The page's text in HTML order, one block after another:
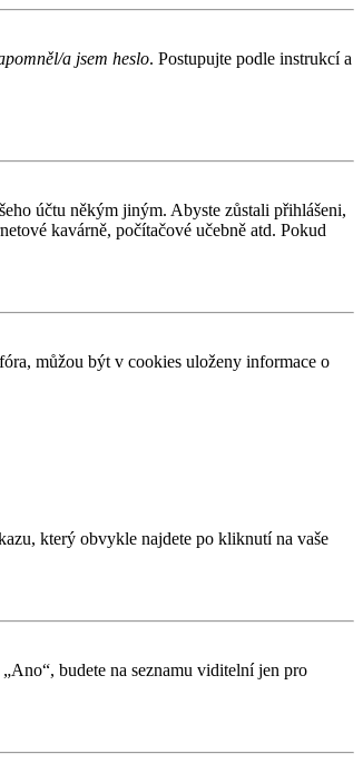
a jsem heslo. Postupujte podle instrukcí a
účtu někým jiným. Abyste zůstali přihlášeni,
kavárně, počítačové učebně atd. Pokud
můžou být v cookies uloženy informace o
který obvykle najdete po kliknutí na vaše
budete na seznamu viditelní jen pro